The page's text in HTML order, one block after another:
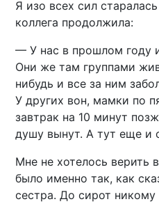
Я изо всех сил
коллега продолжила:
— У нас в прошлом году
Они же там группами
нибудь и все за ним
У других вон, мамки по
завтрак на 10 минут
душу вынут. А тут еще и
Мне не хотелось верить
было именно так, как
сестра. До сирот